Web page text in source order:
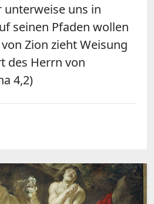
unterweise uns in
seinen Pfaden wollen
Zion zieht Weisung
des Herrn von
4,2)